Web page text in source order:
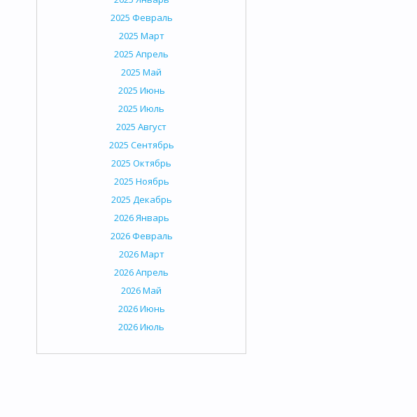
2025 Февраль
2025 Март
2025 Апрель
2025 Май
2025 Июнь
2025 Июль
2025 Август
2025 Сентябрь
2025 Октябрь
2025 Ноябрь
2025 Декабрь
2026 Январь
2026 Февраль
2026 Март
2026 Апрель
2026 Май
2026 Июнь
2026 Июль